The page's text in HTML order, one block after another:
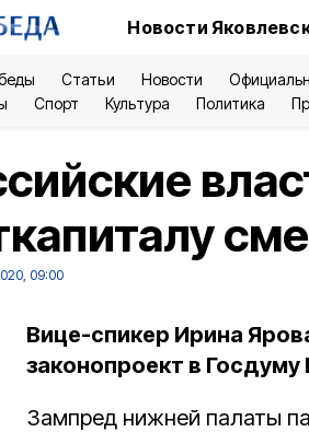
Новости
Статьи Новости
Спорт Культура Политика
09:00
Вице-спикер Ирина
законопроект в Госдуму
Зампред нижней палаты